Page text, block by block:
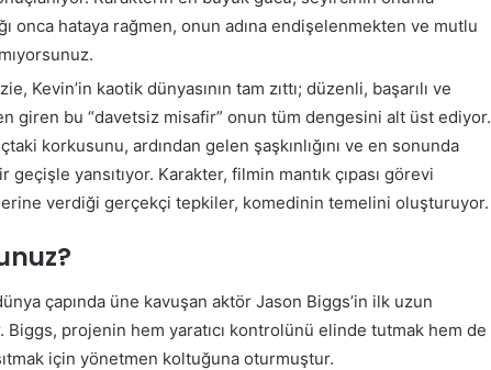
onca hataya rağmen, onun adına endişelenmekten ve mutlu
Kevin’in kaotik dünyasının tam zıttı; düzenli, başarılı ve
giren bu “davetsiz misafir” onun tüm dengesini alt üst ediyor.
korkusunu, ardından gelen şaşkınlığını ve en sonunda
yansıtıyor. Karakter, filmin mantık çıpası görevi
verdiği gerçekçi tepkiler, komedinin temelini oluşturuyor.
çapında üne kavuşan aktör Jason Biggs’in ilk uzun
projenin hem yaratıcı kontrolünü elinde tutmak hem de
için yönetmen koltuğuna oturmuştur.